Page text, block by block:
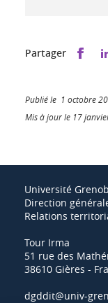
Partager
Publié le 1 octobre
Mis à jour le 17
Université
Direction
Relations
Tour Irma
51 rue des
38610 Gières -
dgddit@univ-